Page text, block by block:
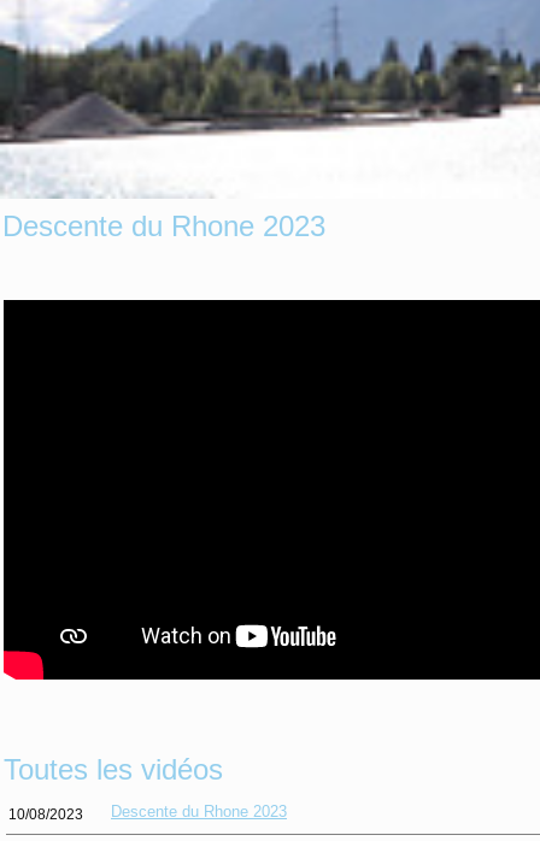
Descente du Rhone 2023
Toutes les vidéos
10/08/2023 Descente du Rhone 2023